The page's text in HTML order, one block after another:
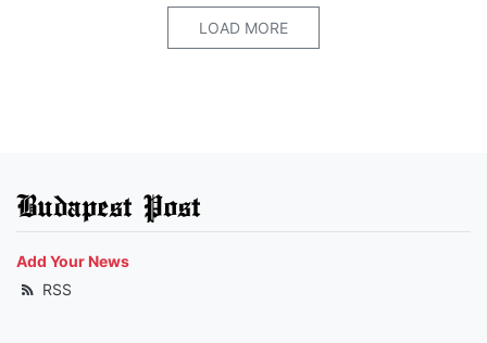
LOAD MORE
Budapest Post
Add Your News
RSS